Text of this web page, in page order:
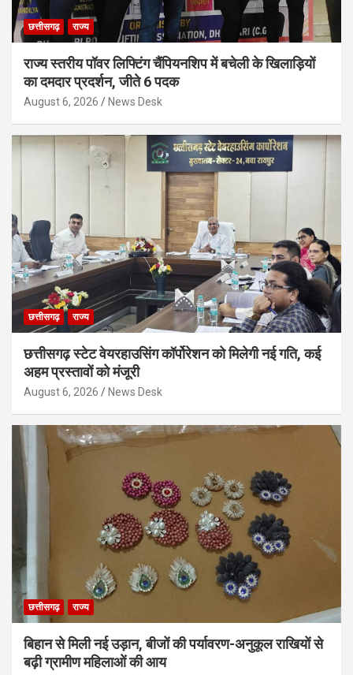
छत्तीसगढ़ राज्य
राज्य स्तरीय पॉवर लिफ्टिंग चैंपियनशिप में बचेली के खिलाड़ियों
का दमदार प्रदर्शन, जीते 6 पदक
August 6, 2026 News Desk
छत्तीसगढ़ राज्य
छत्तीसगढ़ स्टेट वेयरहाउसिंग कॉर्पोरेशन को मिलेगी नई गति, कई
अहम प्रस्तावों को मंजूरी
August 6, 2026 News Desk
छत्तीसगढ़ राज्य
बिहान से मिली नई उड़ान, बीजों की पर्यावरण-अनुकूल राखियों से
बढ़ी ग्रामीण महिलाओं की आय